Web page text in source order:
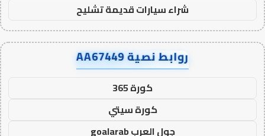
شراء سيارات قديمة تشليح
روابط نصية AA67449
كورة 365
كورة سيتي
جول العرب goalarab